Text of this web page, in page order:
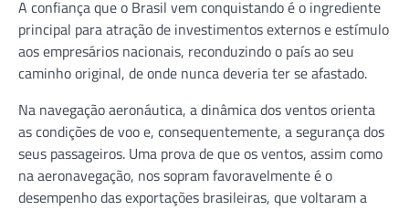
A confiança que o Brasil vem conquistando é o ingrediente
principal para atração de investimentos externos e estímulo
aos empresários nacionais, reconduzindo o país ao seu
caminho original, de onde nunca deveria ter se afastado.
Na navegação aeronáutica, a dinâmica dos ventos orienta
as condições de voo e, consequentemente, a segurança dos
seus passageiros. Uma prova de que os ventos, assim como
na aeronavegação, nos sopram favoravelmente é o
desempenho das exportações brasileiras, que voltaram a